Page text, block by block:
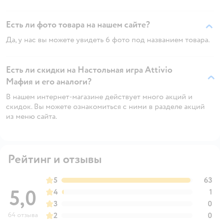
Есть ли фото товара на нашем сайте?
Да, у нас вы можете увидеть 6 фото под названием товара.
Есть ли скидки на Настольная игра Attivio
Мафия и его аналоги?
В нашем интернет-магазине действует много акций и
скидок. Вы можете ознакомиться с ними в разделе акций
из меню сайта.
Рейтинг и отзывы
5,0
64 отзыва
5
63
4
1
3
0
2
0